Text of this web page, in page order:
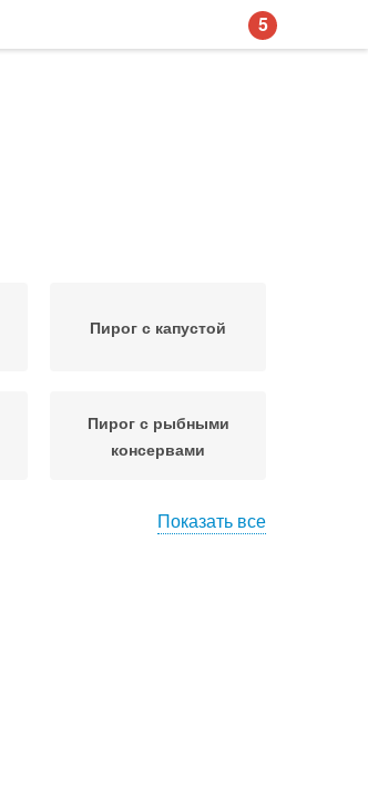
Пирог с капустой
Пирог с рыбными
консервами
Показать все
5